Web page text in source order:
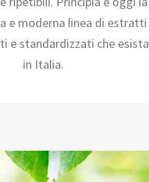
e moderna linea di estratti
e standardizzati che esista
in Italia.